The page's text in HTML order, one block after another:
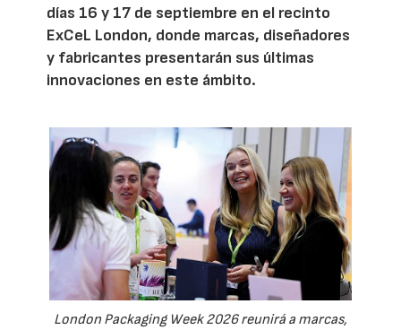
días 16 y 17 de septiembre en el recinto
ExCeL London, donde marcas, diseñadores
y fabricantes presentarán sus últimas
innovaciones en este ámbito.
London Packaging Week 2026 reunirá a marcas,